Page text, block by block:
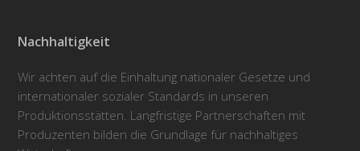
Nachhaltigkeit
Wir achten auf die Einhaltung nationaler Gesetze und
internationaler sozialer Standards in unseren
Produktionsstätten. Langfristige Partnerschaften mit
Produzenten bilden die Grundlage für nachhaltiges